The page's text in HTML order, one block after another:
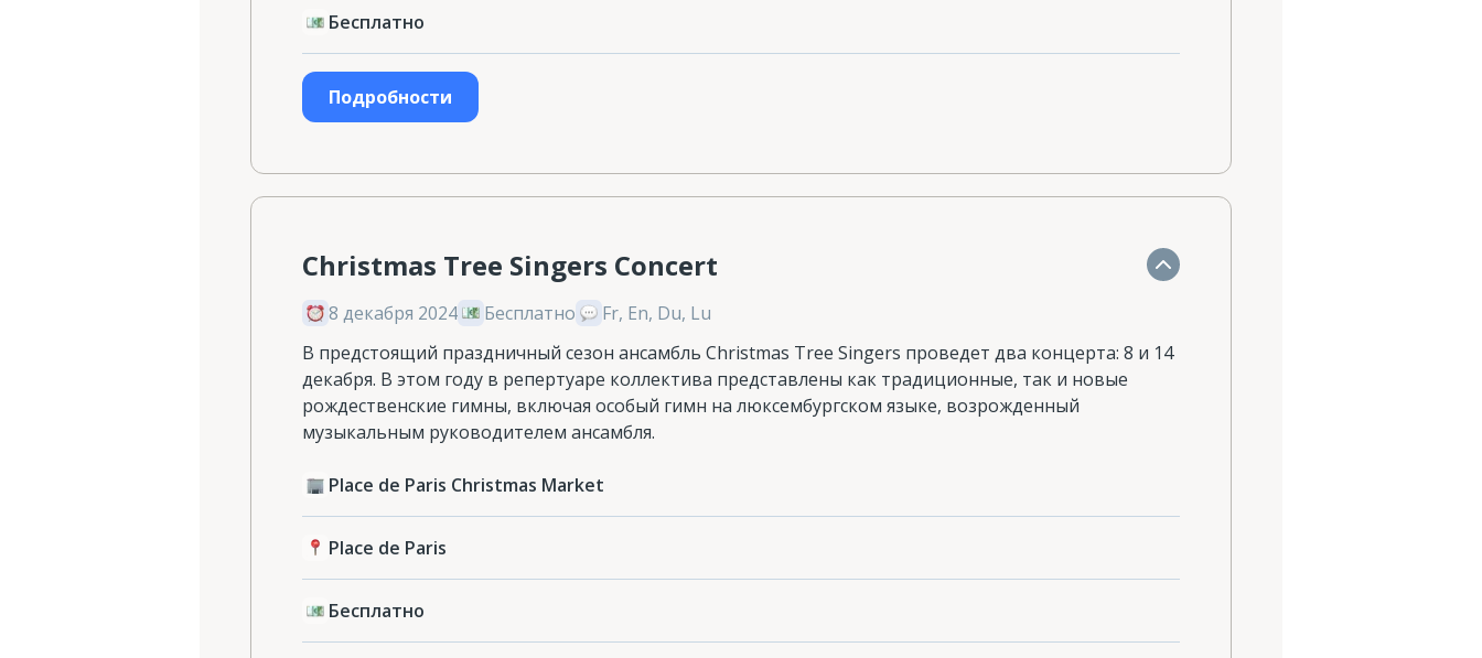
Бесплатно
Подробности
Christmas Tree Singers Concert
8 декабря 2024 Бесплатно
Fr, En, Du, Lu
В предстоящий праздничный сезон ансамбль Christmas Tree Singers проведет два концерта: 8 и 14
декабря. В этом году в репертуаре коллектива представлены как традиционные, так и новые
рождественские гимны, включая особый гимн на люксембургском языке, возрожденный
музыкальным руководителем ансамбля.
Place de Paris Christmas Market
Place de Paris
Бесплатно